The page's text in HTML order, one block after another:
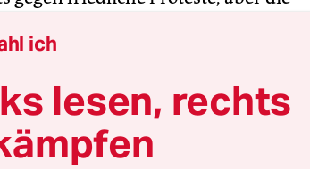
der Andrássy-Straße in
sind
uns die Organisatoren, dass wir
aber nicht. Ich habe genug von
ich
lesen, rechts